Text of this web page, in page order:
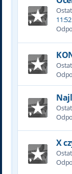
11:52
X